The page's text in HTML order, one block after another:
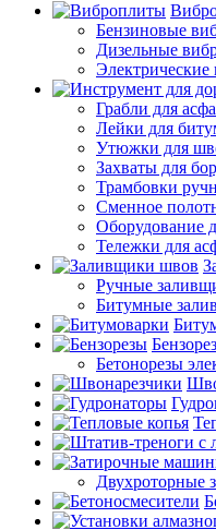
Бензиновые
Дизельные
Грабли для
Лейки для
Утюжки для
Захваты для
Трамбовки
Сменное
Оборудование
Тележки для
Ручные
Битумные
Бетонорезы
Двухроторные